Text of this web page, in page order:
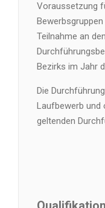
Voraussetzung
Teilnahme an
Bezirks im Jahr
Die
Laufbewerb und
geltenden